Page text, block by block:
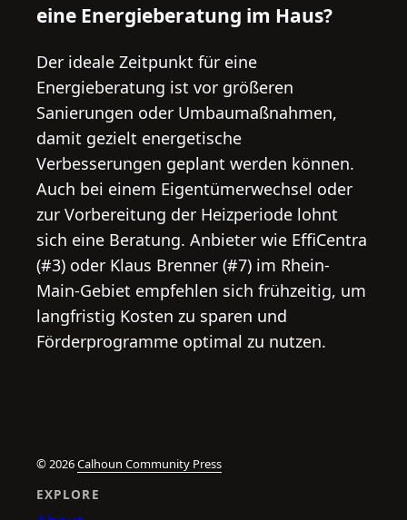
eine Energieberatung im Haus?
Der ideale Zeitpunkt für eine
Energieberatung ist vor größeren
Sanierungen oder Umbaumaßnahmen,
damit gezielt energetische
Verbesserungen geplant werden können.
Auch bei einem Eigentümerwechsel oder
zur Vorbereitung der Heizperiode lohnt
sich eine Beratung. Anbieter wie EffiCentra
(#3) oder Klaus Brenner (#7) im Rhein-
Main-Gebiet empfehlen sich frühzeitig, um
langfristig Kosten zu sparen und
Förderprogramme optimal zu nutzen.
© 2026Calhoun Community Press
EXPLORE